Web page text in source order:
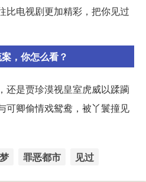
比电视剧更加精彩，把你见过
，你怎么看？
还是贾珍漠视皇室虎威以蹂躏
可卿偷情戏鸳鸯，被丫鬟撞见
罪恶都市 见过